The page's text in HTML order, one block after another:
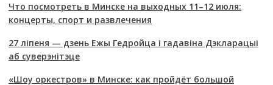
Что посмотреть в Минске на выходных 11–12 июля:
концерты, спорт и развлечения
27 ліпеня — дзень Ежы Гедройца і гадавіна Дэкларацыі
аб суверэнітэце
«Шоу оркестров» в Минске: как пройдёт большой